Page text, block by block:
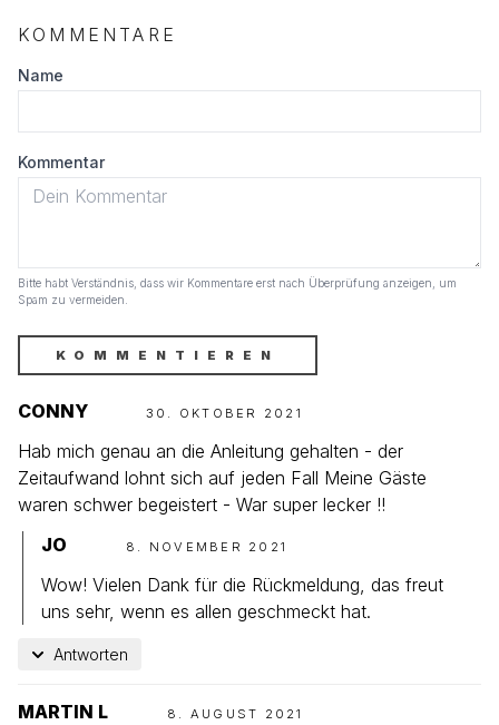
KOMMENTARE
Name
Kommentar
Bitte habt Verständnis, dass wir Kommentare erst nach Überprüfung anzeigen, um
Spam zu vermeiden.
KOMMENTIEREN
CONNY 30. OKTOBER 2021
Hab mich genau an die Anleitung gehalten - der
Zeitaufwand lohnt sich auf jeden Fall Meine Gäste
waren schwer begeistert - War super lecker !!
JO
8. NOVEMBER 2021
Wow! Vielen Dank für die Rückmeldung, das freut
uns sehr, wenn es allen geschmeckt hat.
Antworten
MARTIN L 8. AUGUST 2021